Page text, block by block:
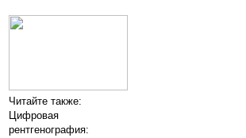
Читайте также:
Цифровая
рентгенография: